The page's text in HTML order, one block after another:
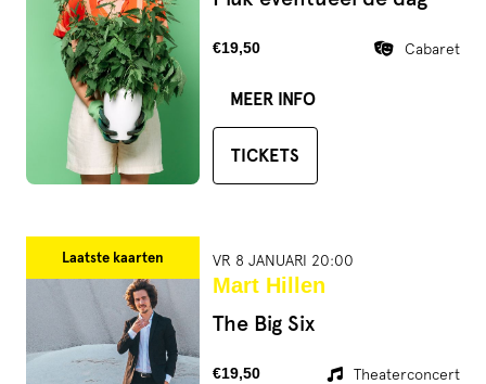
€19,50 Cabaret
MEER INFO
TICKETS
Laatste kaarten VR 8 JANUARI 20:00
Mart Hillen
The Big Six
€19,50 Theaterconcert